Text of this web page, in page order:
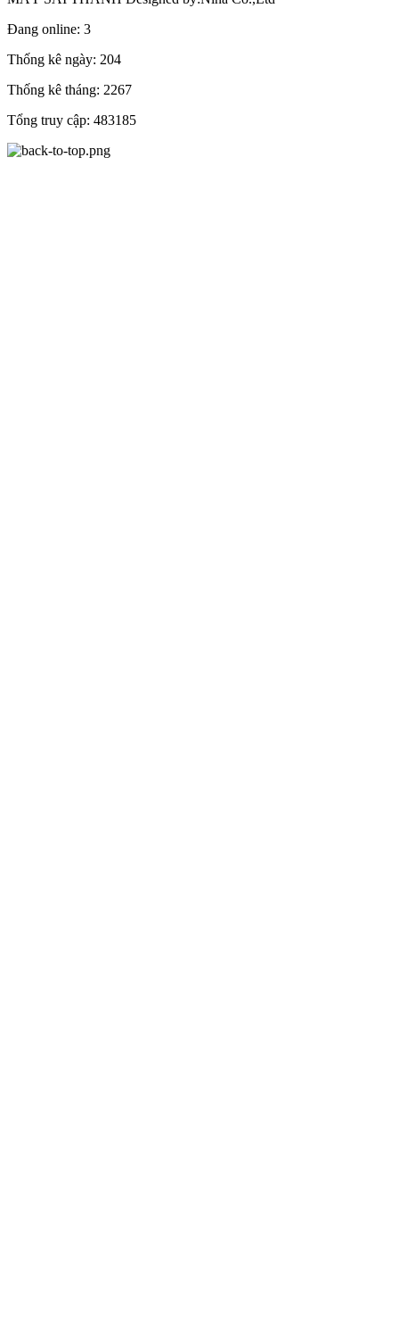
Đang online: 3
Thống kê ngày: 204
Thống kê tháng: 2267
Tổng truy cập: 483185